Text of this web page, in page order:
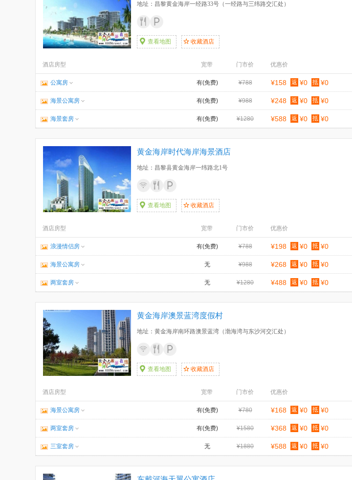
地址：昌黎黄金海岸一经路33号（一经路与三纬路交汇处）
查看地图 收藏酒店
酒店房型 宽带 门市价 优惠价
公寓房 有(免费) ¥788 ¥158 返 ¥0 抵 ¥0
海景公寓房 有(免费) ¥988 ¥248 返 ¥0 抵 ¥0
海景套房 有(免费) ¥1280 ¥588 返 ¥0 抵 ¥0
黄金海岸时代海岸海景酒店
地址：昌黎县黄金海岸一纬路北1号
查看地图 收藏酒店
酒店房型 宽带 门市价 优惠价
浪漫情侣房 有(免费) ¥788 ¥198 返 ¥0 抵 ¥0
海景公寓房 无 ¥988 ¥268 返 ¥0 抵 ¥0
两室套房 无 ¥1280 ¥488 返 ¥0 抵 ¥0
黄金海岸澳景蓝湾度假村
地址：黄金海岸南环路澳景蓝湾（渤海湾与东沙河交汇处）
查看地图 收藏酒店
酒店房型 宽带 门市价 优惠价
海景公寓房 有(免费) ¥780 ¥168 返 ¥0 抵 ¥0
两室套房 有(免费) ¥1580 ¥368 返 ¥0 抵 ¥0
三室套房 无 ¥1880 ¥588 返 ¥0 抵 ¥0